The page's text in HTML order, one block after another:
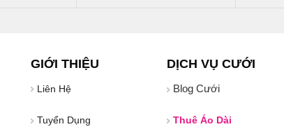
GIỚI THIỆU
Liên Hệ
Tuyển Dụng
DỊCH VỤ CƯỚI
Blog Cưới
Thuê Áo Dài